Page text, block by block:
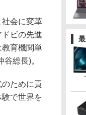
会に変革
ビの先進
育機関単
総長)。
ために貢
で世界を